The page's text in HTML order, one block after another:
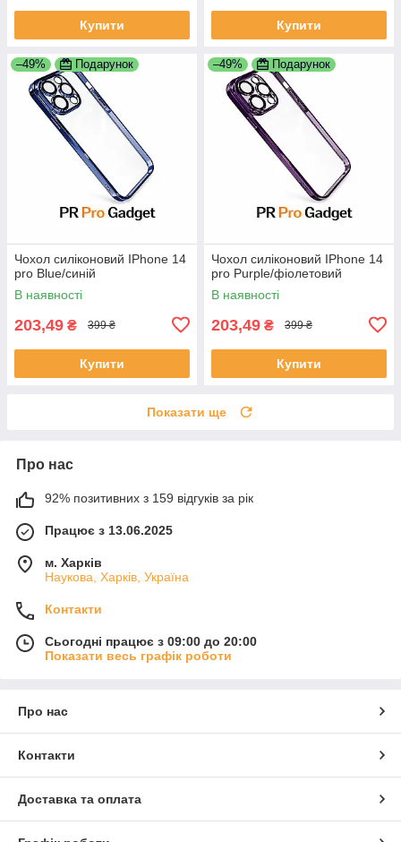
Купити Купити
–49% Подарунок
Чохол силіконовий IPhone 14
pro Blue/синій
В наявності
203,49 ₴ 399 ₴
Купити
–49% Подарунок
Чохол силіконовий IPhone 14
pro Purple/фіолетовий
В наявності
203,49 ₴ 399 ₴
Купити
Показати ще
Про нас
92% позитивних з 159 відгуків за рік
Працює з 13.06.2025
м. Харків
Наукова, Харків, Україна
Контакти
Сьогодні працює з 09:00 до 20:00
Показати весь графік роботи
Про нас
Контакти
Доставка та оплата